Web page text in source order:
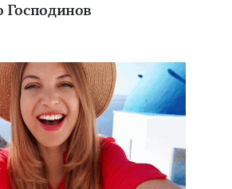
Господинов